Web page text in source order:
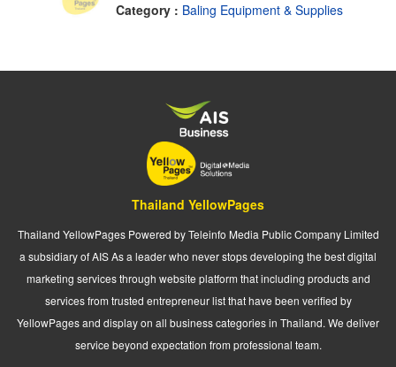
Category : Baling Equipment & Supplies
Thailand YellowPages
Thailand YellowPages Powered by Teleinfo Media Public Company Limited
a subsidiary of AIS As a leader who never stops developing the best digital
marketing services through website platform that including products and
services from trusted entrepreneur list that have been verified by
YellowPages and display on all business categories in Thailand. We deliver
service beyond expectation from professional team.